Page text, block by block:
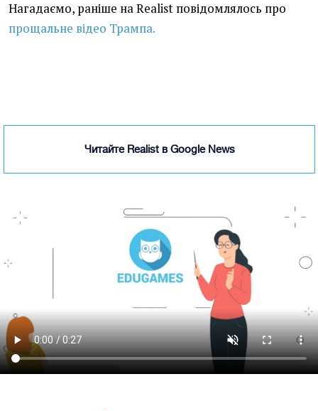
Нагадаємо, раніше на Realist повідомлялось про
прощальне відео Трампа.
Читайте Realist в Google News